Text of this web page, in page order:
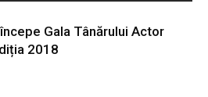
Gala Tânărului Actor
2018